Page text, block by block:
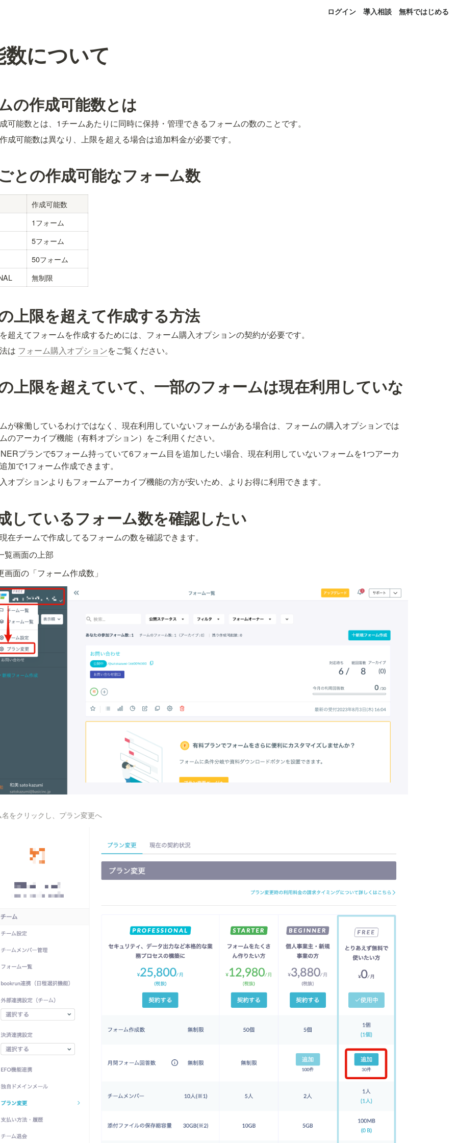
ログイン 導入相談 無料ではじめる
について
の作成可能数とは
可能数とは、1チームあたりに同時に保持・管理できるフォームの数のことです。
成可能数は異なり、上限を超える場合は追加料金が必要です。
との作成可能なフォーム数
作成可能数
1フォーム
5フォーム
50フォーム
無制限
上限を超えて作成する方法
超えてフォームを作成するためには、フォーム購入オプションの契約が必要です。
は フォーム購入オプションをご覧ください。
上限を超えていて、一部のフォームは現在利用していな
が稼働しているわけではなく、現在利用していないフォームがある場合は、フォームの購入オプションでは
のアーカイブ機能（有料オプション）をご利用ください。
プランで5フォーム持っていて6フォーム目を追加したい場合、現在利用していないフォームを1つアーカ
加で1フォーム作成できます。
オプションよりもフォームアーカイブ機能の方が安いため、よりお得に利用できます。
しているフォーム数を確認したい
在チームで作成してるフォームの数を確認できます。
覧画面の上部
画面の「フォーム作成数」
をクリックし、プラン変更へ